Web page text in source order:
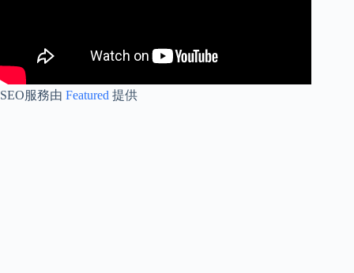
SEO服務由 Featured 提供